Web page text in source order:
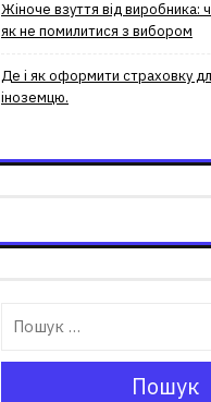
Жіноче взуття від виробника:
як не помилитися з вибором
Де і як оформити страховку
іноземцю.
Пошук